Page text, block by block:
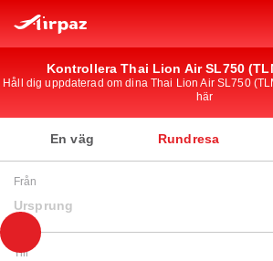
Kontrollera Thai Lion Air SL750
Håll dig uppdaterad om dina Thai Lion Air SL750
här
En väg Rundresa
Från
Ursprung
Till